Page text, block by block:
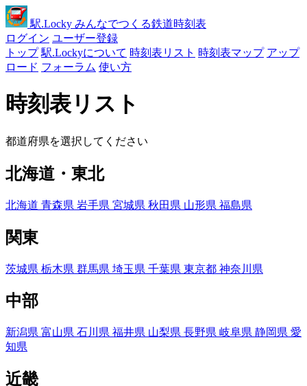
駅.Locky みんなでつくる鉄道時刻表
ログイン ユーザー登録
トップ 駅.Lockyについて 時刻表リスト 時刻表マップ アップ
ロード フォーラム 使い方
時刻表リスト
都道府県を選択してください
北海道・東北
北海道 青森県 岩手県 宮城県 秋田県 山形県 福島県
関東
茨城県 栃木県 群馬県 埼玉県 千葉県 東京都 神奈川県
中部
新潟県 富山県 石川県 福井県 山梨県 長野県 岐阜県 静岡県 愛
知県
近畿